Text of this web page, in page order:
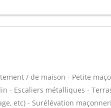
/ de maison - Petite
- Escaliers métalliques -
etc) - Surélévation